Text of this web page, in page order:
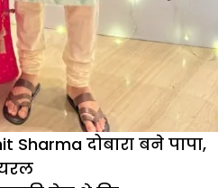
दोबारा बने पापा,